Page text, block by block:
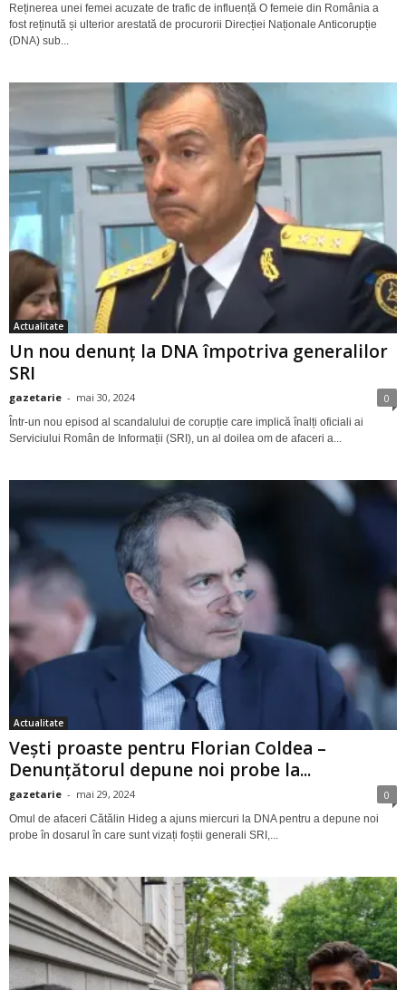
Reținerea unei femei acuzate de trafic de influență O femeie din România a
fost reținută și ulterior arestată de procurorii Direcției Naționale Anticorupție
(DNA) sub...
Actualitate
Un nou denunț la DNA împotriva generalilor
SRI
gazetarie - mai 30, 2024 0
Într-un nou episod al scandalului de corupție care implică înalți oficiali ai
Serviciului Român de Informații (SRI), un al doilea om de afaceri a...
Actualitate
Vești proaste pentru Florian Coldea –
Denunțătorul depune noi probe la...
gazetarie - mai 29, 2024 0
Omul de afaceri Cătălin Hideg a ajuns miercuri la DNA pentru a depune noi
probe în dosarul în care sunt vizați foștii generali SRI,...